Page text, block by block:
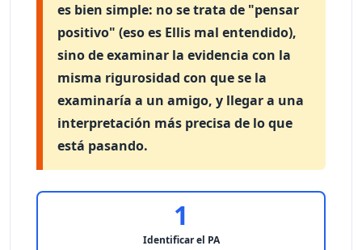
es bien simple: no se trata de "pensar
positivo" (eso es Ellis mal entendido),
sino deexaminar la evidencia con la
misma rigurosidad con que se la
examinaría a un amigo, y llegar a una
interpretación más precisa de lo que
está pasando.
1
Identificar el PA